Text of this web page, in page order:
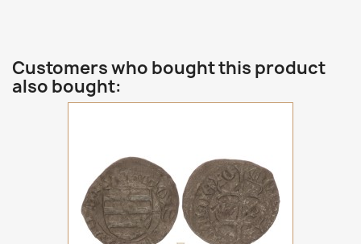
Customers who bought this product
also bought: